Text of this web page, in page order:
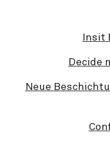
Insit
Decide
Neue